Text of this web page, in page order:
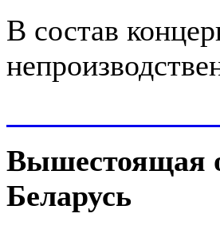
В состав
Вышестоящая
Беларусь